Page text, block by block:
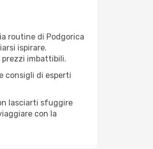
routine di Podgorica
ispirare.
prezzi imbattibili.
consigli di esperti
lasciarti sfuggire
con la